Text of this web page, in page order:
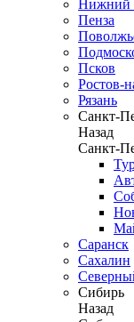
Нижний
Пенза
Псков
Ростов-
Рязань
Санкт-
Назад
Санкт-
Саранск
Сахалин
Сибирь
Назад